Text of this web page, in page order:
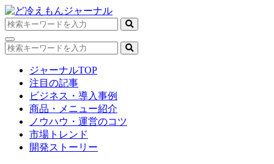
ジャーナルTOP
注目の記事
ビジネス・導入事例
商品・メニュー紹介
ノウハウ・運営のコツ
市場トレンド
開発ストーリー